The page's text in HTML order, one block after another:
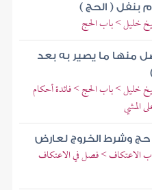
بنفل ( الحج )
خليل > باب الحج
منها ما يصير به بعد
خليل > باب الحج > فائدة أحكام
المشي
حج وشرط الخروج لعارض
الاعتكاف > فصل في الاعتكاف